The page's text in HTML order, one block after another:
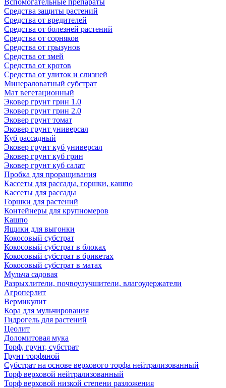
Вспомогательные препараты
Средства защиты растений
Средства от вредителей
Средства от болезней растений
Средства от сорняков
Средства от грызунов
Средства от змей
Средства от кротов
Средства от улиток и слизней
Минераловатный субстрат
Мат вегетационный
Эковер грунт грин 1.0
Эковер грунт грин 2.0
Эковер грунт томат
Эковер грунт универсал
Куб рассадный
Эковер грунт куб универсал
Эковер грунт куб грин
Эковер грунт куб салат
Пробка для проращивания
Кассеты для рассады, горшки, кашпо
Кассеты для рассады
Горшки для растений
Контейнеры для крупномеров
Кашпо
Ящики для выгонки
Кокосовый субстрат
Кокосовый субстрат в блоках
Кокосовый субстрат в брикетах
Кокосовый субстрат в матах
Мульча садовая
Разрыхлители, почвоулучшители, влагоудержатели
Агроперлит
Вермикулит
Кора для мульчирования
Гидрогель для растений
Цеолит
Доломитовая мука
Торф, грунт, субстрат
Грунт торфяной
Субстрат на основе верхового торфа нейтрализованный
Торф верховой нейтрализованный
Торф верховой низкой степени разложения